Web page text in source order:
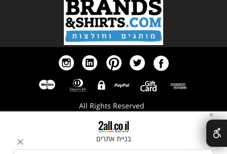
בניית אתרים
✕